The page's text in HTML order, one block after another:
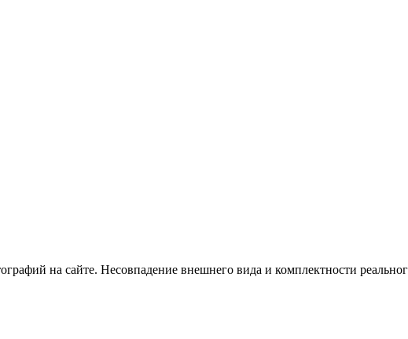
на сайте. Несовпадение внешнего вида и комплектности